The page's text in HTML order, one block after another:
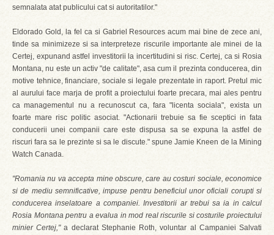
semnalata atat publicului cat si autoritatilor."
Eldorado Gold, la fel ca si Gabriel Resources acum mai bine de zece ani,
tinde sa minimizeze si sa interpreteze riscurile importante ale minei de la
Certej, expunand astfel investitorii la incertitudini si risc. Certej, ca si Rosia
Montana, nu este un activ "de calitate", asa cum il prezinta conducerea, din
motive tehnice, financiare, sociale si legale prezentate in raport. Pretul mic
al aurului face marja de profit a proiectului foarte precara, mai ales pentru
ca managementul nu a recunoscut ca, fara "licenta sociala", exista un
foarte mare risc politic asociat. "Actionarii trebuie sa fie sceptici in fata
conducerii unei companii care este dispusa sa se expuna la astfel de
riscuri fara sa le prezinte si sa le discute." spune Jamie Kneen de la Mining
Watch Canada.
"Romania nu va accepta mine obscure, care au costuri sociale, economice
si de mediu semnificative, impuse pentru beneficiul unor oficiali corupti si
conducerea inselatoare a companiei. Investitorii ar trebui sa ia in calcul
Rosia Montana pentru a evalua in mod real riscurile si costurile proiectului
minier Certej,"a declarat Stephanie Roth, voluntar al Campaniei Salvati